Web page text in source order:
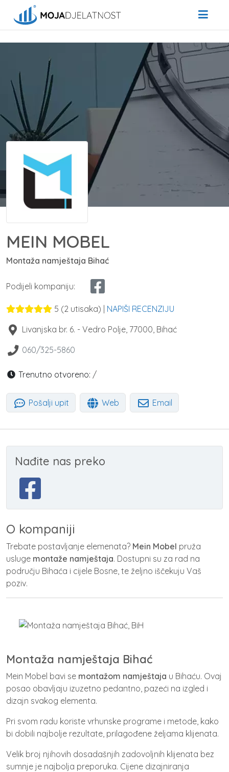
MEIN MOBEL
Montaža namještaja Bihać
Podijeli kompaniju:
5 (2 utisaka) | NAPIŠI RECENZIJU
Livanjska br. 6. - Vedro Polje, 77000 Bihać
060/325-5860
Trenutno otvoreno: /
Pošalji upit Web Email
Nađite nas preko
O kompaniji
Trebate postavljanje elemenata? Mein Mobel pruža
usluge montaže namještaja. Dostupni su za rad na
području Bihaća i cijele Bosne, te željno iščekuju Vaš
poziv.
Montaža namještaja Bihać
Mein Mobel bavi se montažom namještaja u Bihaću. Ovaj
posao obavljaju izuzetno pedantno, pazeći na izgled i
dizajn svakog elementa.
Pri svom radu koriste vrhunske programe i metode, kako
bi dobili najbolje rezultate, prilagođene željama klijenata.
Velik broj njihovih dosadašnjih zadovoljnih klijenata bez
sumnje je najbolja preporuka. Cijene dizajniranja